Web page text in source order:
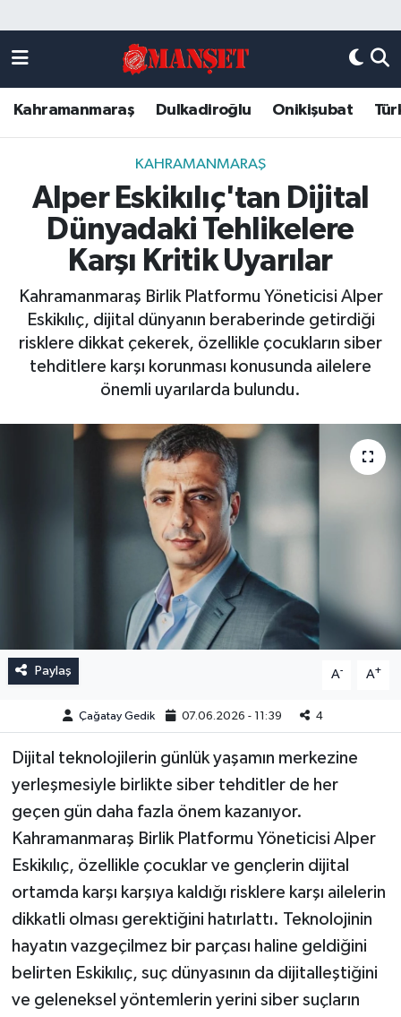
Kahramanmaraş Dulkadiroğlu Onikişubat
KAHRAMANMARAŞ
Alper Eskikılıç'tan Dijital
Dünyadaki Tehlikelere
Karşı Kritik Uyarılar
Kahramanmaraş Birlik Platformu Yöneticisi Alper
Eskikılıç, dijital dünyanın beraberinde getirdiği
risklere dikkat çekerek, özellikle çocukların siber
tehditlere karşı korunması konusunda ailelere
önemli uyarılarda bulundu.
Paylaş A- A+
Çağatay Gedik 07.06.2026 - 11:39 4
Dijital teknolojilerin günlük yaşamın merkezine
yerleşmesiyle birlikte siber tehditler de her
geçen gün daha fazla önem kazanıyor.
Kahramanmaraş Birlik Platformu Yöneticisi Alper
Eskikılıç, özellikle çocuklar ve gençlerin dijital
ortamda karşı karşıya kaldığı risklere karşı ailelerin
dikkatli olması gerektiğini hatırlattı. Teknolojinin
hayatın vazgeçilmez bir parçası haline geldiğini
belirten Eskikılıç, suç dünyasının da dijitalleştiğini
ve geleneksel yöntemlerin yerini siber suçların
DULKADİROĞLU
KAHRAMANMARAŞ
ONİKİŞUBAT
ÖZEL HABER
Künye
Kahramanmaraş Nöbetçi Eczaneler
Kahramanmaraş Hava Durumu
Kahramanmaraş Trafik Yoğunluk Haritası
Süper Lig Puan Durumu ve Fikstür
Tüm Manşetler
Son Dakika Haberleri
Haber Arşivi